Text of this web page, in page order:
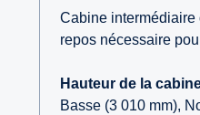
Cabine intermédiaire
repos nécessaire
Hauteur de la
Basse (3 010 mm),